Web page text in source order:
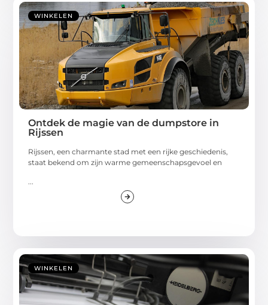
WINKELEN
Ontdek de magie van de dumpstore in
Rijssen
Rijssen, een charmante stad met een rijke geschiedenis,
staat bekend om zijn warme gemeenschapsgevoel en
...
WINKELEN